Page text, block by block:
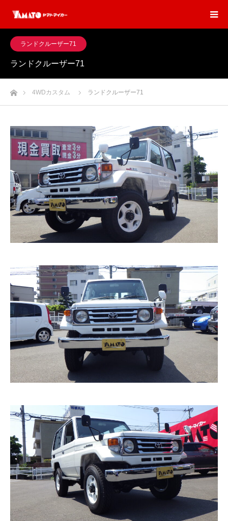
ランドクルーザー71
ランドクルーザー71
ホーム4WDカスタム ランドクルーザー71